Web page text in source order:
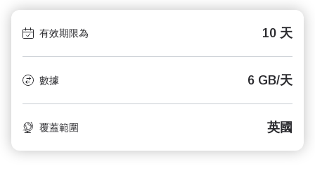
有效期限為 10 天
數據 6 GB/天
覆蓋範圍 英國